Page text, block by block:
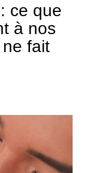
ce que
à nos
ne fait